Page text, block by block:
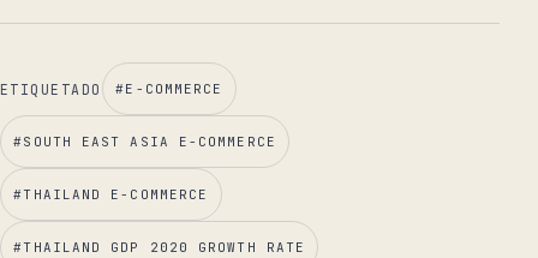
ETIQUETADO #E-COMMERCE
#SOUTH EAST ASIA E-COMMERCE
#THAILAND E-COMMERCE
#THAILAND GDP 2020 GROWTH RATE